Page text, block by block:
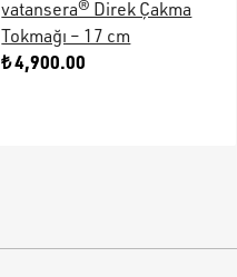
vatansera® Direk Çakma
Tokmağı – 17 cm
₺ 4,900.00